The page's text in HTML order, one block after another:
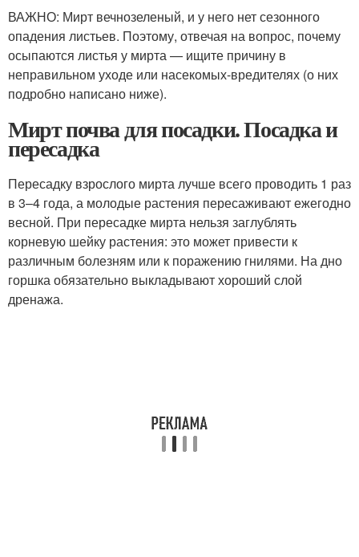
ВАЖНО: Мирт вечнозеленый, и у него нет сезонного
опадения листьев. Поэтому, отвечая на вопрос, почему
осыпаются листья у мирта — ищите причину в
неправильном уходе или насекомых-вредителях (о них
подробно написано ниже).
Мирт почва для посадки. Посадка и
пересадка
Пересадку взрослого мирта лучше всего проводить 1 раз
в 3–4 года, а молодые растения пересаживают ежегодно
весной. При пересадке мирта нельзя заглублять
корневую шейку растения: это может привести к
различным болезням или к поражению гнилями. На дно
горшка обязательно выкладывают хороший слой
дренажа.